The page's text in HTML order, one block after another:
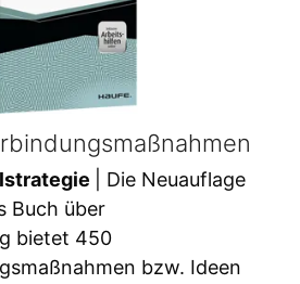
| Die Neuauflage
Buch über
bietet 450
bzw. Ideen